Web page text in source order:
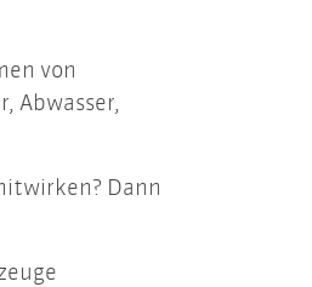
von
Abwasser,
Dann